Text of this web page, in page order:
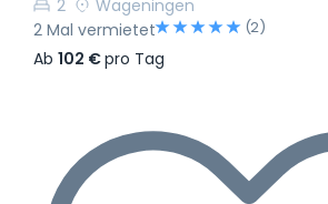
2
Wageningen
2 Mal vermietet
(2)
Ab 102 €pro Tag